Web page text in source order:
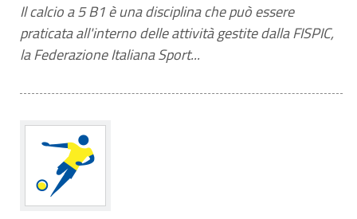
Il calcio a 5 B1 è una disciplina che può essere
praticata all'interno delle attività gestite dalla FISPIC,
la Federazione Italiana Sport...